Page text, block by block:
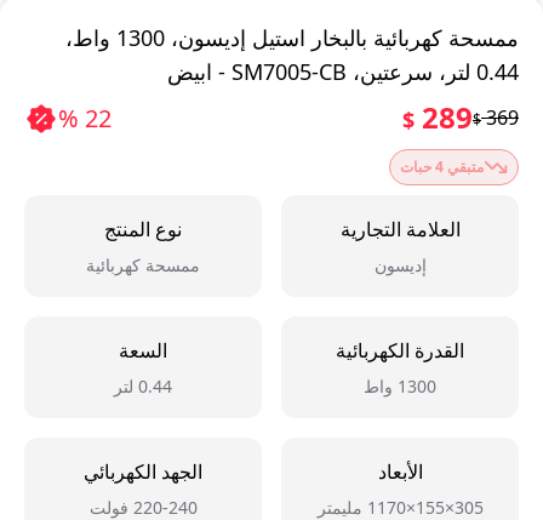
ممسحة كهربائية بالبخار استيل إديسون، 1300 واط،
0.44 لتر، سرعتين، SM7005-CB - ابيض
369
$
289
$
22 %
متبقي 4 حبات
العلامة التجارية
إديسون
نوع المنتج
ممسحة كهربائية
القدرة الكهربائية
1300 واط
السعة
0.44 لتر
الأبعاد
305×155×1170 مليمتر
الجهد الكهربائي
220-240 فولت